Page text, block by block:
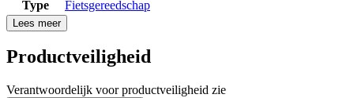
Type Fietsgereedschap
Lees meer
Productveiligheid
Verantwoordelijk voor productveiligheid zie